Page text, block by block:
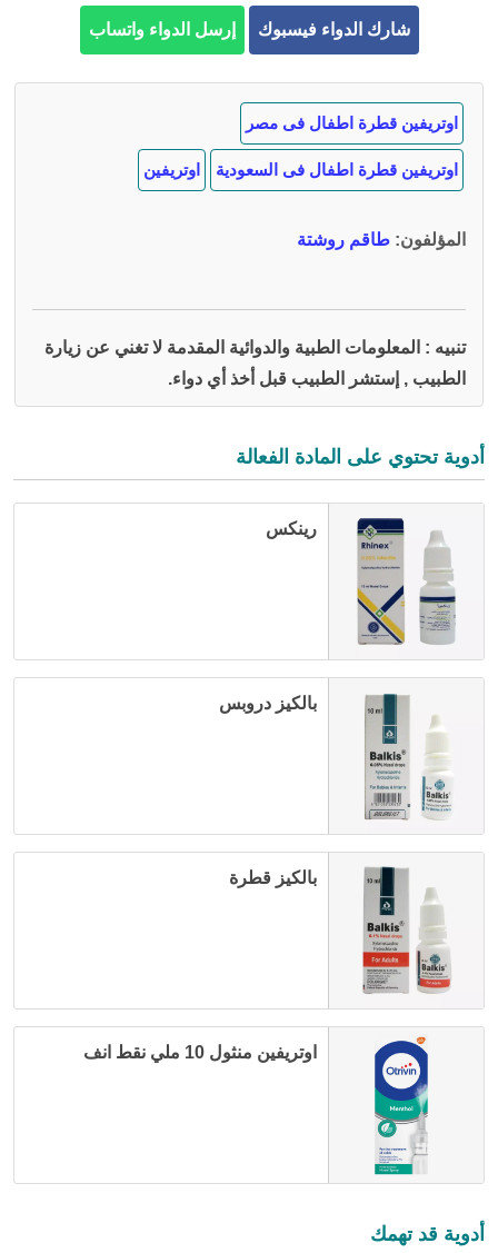
شارك الدواء فيسبوك إرسل الدواء واتساب
اوتريفين قطرة اطفال فى مصر
اوتريفين قطرة اطفال فى السعودية اوتريفين
المؤلفون: طاقم روشتة
تنبيه : المعلومات الطبية والدوائية المقدمة لا تغني عن زيارة
الطبيب , إستشر الطبيب قبل أخذ أي دواء.
أدوية تحتوي على المادة الفعالة
رينكس
بالكيز دروبس
بالكيز قطرة
اوتريفين منثول 10 ملي نقط انف
أدوية قد تهمك